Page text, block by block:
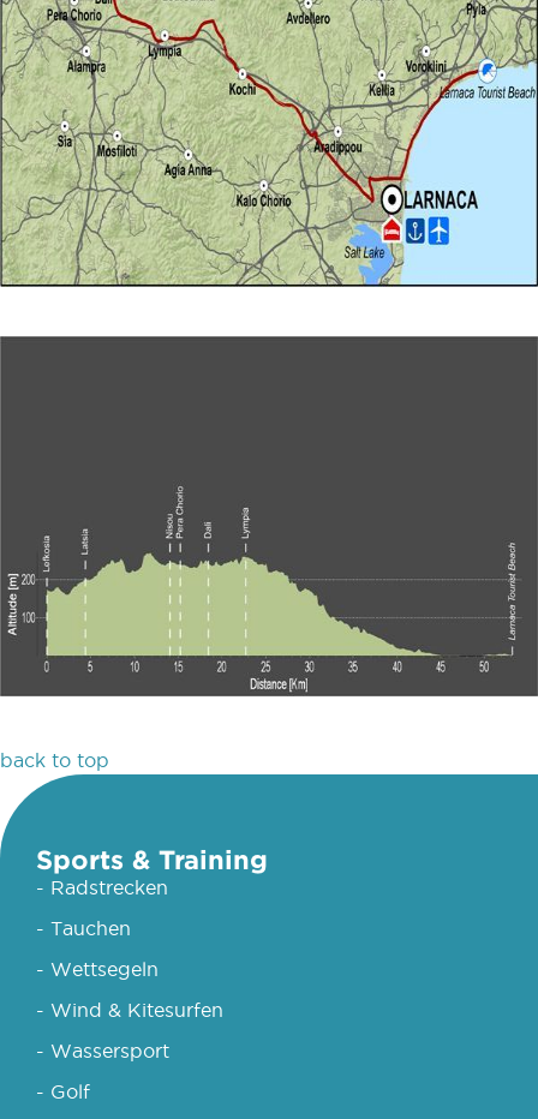
back to top
Sports & Training
- Radstrecken
- Tauchen
- Wettsegeln
- Wind & Kitesurfen
- Wassersport
- Golf